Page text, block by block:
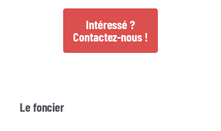
Intéressé ?
Contactez-nous !
Le foncier